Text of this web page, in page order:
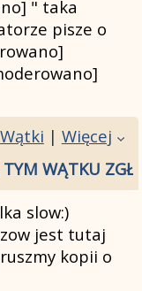
" taka
pisze o
Wątki | Więcej
WĄTKU
slow:)
jest tutaj
kopii o